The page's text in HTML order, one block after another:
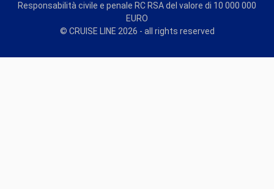
Responsabilità civile e penale RC RSA del valore di 10 000 000
EURO
© CRUISE LINE 2026 - all rights reserved